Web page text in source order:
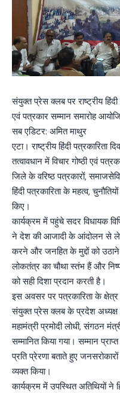
संयुक्त प्रेस क्लब पर राष्ट्रीय
एवं पत्रकार सम्मान समारोह
सब एडिटर: अमित माथुर
एटा। राष्ट्रीय हिंदी
तत्वावधान में विचार गोष्ठी एवं
जिले के वरिष्ठ पत्रकारों,
हिंदी पत्रकारिता के महत्व,
किए।
कार्यक्रम में पहुंचे सदर विधायक
ने देश की आजादी के आंदोलन से
करने और जनहित के मुद्दों को उठाने
लोकतंत्र का चौथा स्तंभ हैं और
को सही दिशा प्रदान करती है।
इस अवसर पर पत्रकारिता के
संयुक्त प्रेस क्लब के प्रदेश अध्यक्ष
महामंत्री प्रमोदी लोधी, संगठन मंत्री
सम्मानित किया गया। सम्मान
प्रति प्रेरणा बताते हुए
व्यक्त किया।
कार्यक्रम में उपस्थित अतिथियों ने